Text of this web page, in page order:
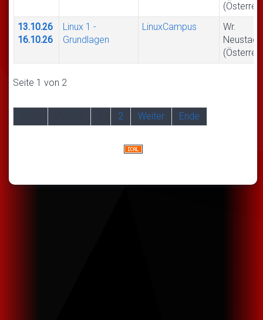
13.10.26
16.10.26
Linux 1 -
Grundlagen
LinuxCampus
Wr.
Neustadt
Seite 1 von 2
2 Weiter Ende